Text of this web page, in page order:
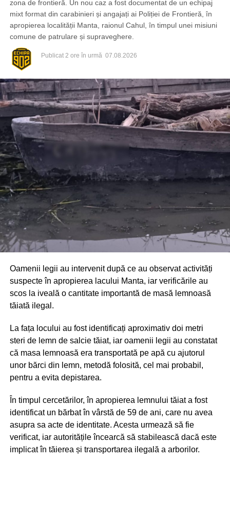
Din fericire, nimeni nu a avut de suferit, iar reprezentanții
comunității au mulțumit atât pompierilor din Drochia, cât și
localnicilor care au intervenit prompt și au contribuit la
limitarea pagubelor.
zona de frontieră. Un nou caz a fost documentat de un echipaj
mixt format din carabinieri și angajați ai Poliției de Frontieră, în
apropierea localității Manta, raionul Cahul, în timpul unei misiuni
comune de patrulare și supraveghere.
Publicat 2 ore în urmă 07.08.2026
Oamenii legii au intervenit după ce au observat activități
suspecte în apropierea lacului Manta, iar verificările au
scos la iveală o cantitate importantă de masă lemnoasă
tăiată ilegal.
La fața locului au fost identificați aproximativ doi metri
steri de lemn de salcie tăiat, iar oamenii legii au constatat
că masa lemnoasă era transportată pe apă cu ajutorul
unor bărci din lemn, metodă folosită, cel mai probabil,
pentru a evita depistarea.
În timpul cercetărilor, în apropierea lemnului tăiat a fost
identificat un bărbat în vârstă de 59 de ani, care nu avea
asupra sa acte de identitate. Acesta urmează să fie
verificat, iar autoritățile încearcă să stabilească dacă este
implicat în tăierea și transportarea ilegală a arborilor.